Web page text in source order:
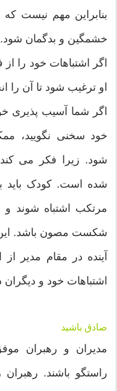
بنابراین مهم نیست
خشمگین و بدگمان شود.
اگر اشتباهات خود را
او ترغیب شود تا آن را
اگر شما آسیب پذیری
خود سخنی نگویید،
شود. زیرا فکر می
شده است. کودک باید
مرتکب اشتباه شوند
شکست مصون باشد. این
آینده در مقام مدیر
اشتباهات خود و
صادق باشید
مدیران و رهبران
راستگو باشند.